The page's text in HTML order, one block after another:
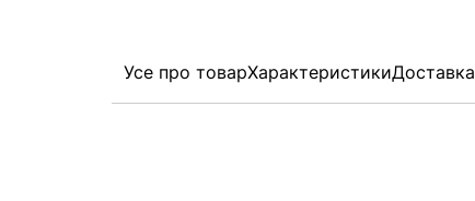
Усе про товарХарактеристикиДоставка